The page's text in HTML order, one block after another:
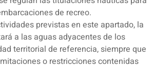
de recreo.
previstas en este apartado, la
a las aguas adyacentes de los
territorial de referencia, siempre que
o restricciones contenidas